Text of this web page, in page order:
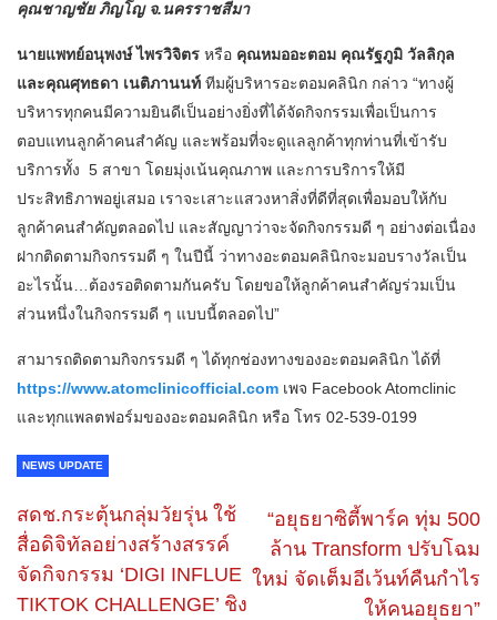
คุณชาญชัย ภิญโญ จ.นครราชสีมา
นายแพทย์อนุพงษ์ ไพรวิจิตร หรือ คุณหมออะตอม คุณรัฐภูมิ วัลลิกุล
และคุณศุทธดา เนติภานนท์ ทีมผู้บริหารอะตอมคลินิก กล่าว “ทางผู้
บริหารทุกคนมีความยินดีเป็นอย่างยิ่งที่ได้จัดกิจกรรมเพื่อเป็นการ
ตอบแทนลูกค้าคนสำคัญ และพร้อมที่จะดูแลลูกค้าทุกท่านที่เข้ารับ
บริการทั้ง ​ 5 สาขา โดยมุ่งเน้นคุณภาพ และการบริการให้มี
ประสิทธิภาพอยู่เสมอ เราจะเสาะแสวงหาสิ่งที่ดีที่สุดเพื่อมอบให้กับ
ลูกค้าคนสำคัญตลอดไป และสัญญาว่าจะจัดกิจกรรมดี ๆ อย่างต่อเนื่อง
ฝากติดตามกิจกรรมดี ๆ ในปีนี้ ว่าทางอะตอมคลินิกจะมอบรางวัลเป็น
อะไรนั้น…ต้องรอติดตามกันครับ โดยขอให้ลูกค้าคนสำคัญร่วมเป็น
ส่วนหนึ่งในกิจกรรมดี ๆ แบบนี้ตลอดไป”
​​​สามารถติดตามกิจกรรมดี ๆ ได้ทุกช่องทางของอะตอมคลินิก ได้ที่
https://www.atomclinicofficial.com เพจ Facebook Atomclinic
และทุกแพลตฟอร์มของอะตอมคลินิก หรือ โทร 02-539-0199
NEWS UPDATE
สดช.กระตุ้นกลุ่มวัยรุ่น ใช้
สื่อดิจิทัลอย่างสร้างสรรค์
จัดกิจกรรม ‘DIGI INFLUE
TIKTOK CHALLENGE’ ชิง
“อยุธยาซิตี้พาร์ค ทุ่ม 500
ล้าน Transform ปรับโฉม
ใหม่ จัดเต็มอีเว้นท์คืนกำไร
ให้คนอยุธยา”